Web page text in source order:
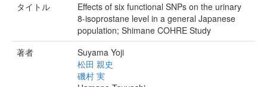
タイトル
Effects of six functional SNPs on the urinary
8-isoprostane level in a general Japanese
population; Shimane COHRE Study
著者
Suyama Yoji
松田 親史
磯村 実